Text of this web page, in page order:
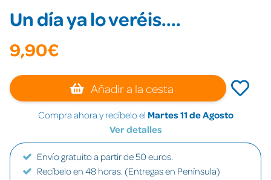
Un día ya lo veréis....
9,90€
Añadir a la cesta
Compra ahora y recíbelo el Martes 11 de Agosto
Ver detalles
Envío gratuito a partir de 50 euros.
Recíbelo en 48 horas. (Entregas en Península)